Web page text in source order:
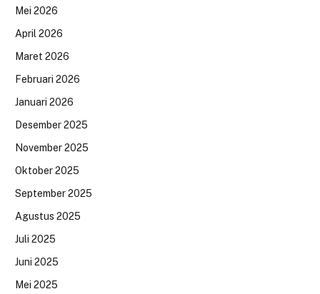
Mei 2026
April 2026
Maret 2026
Februari 2026
Januari 2026
Desember 2025
November 2025
Oktober 2025
September 2025
Agustus 2025
Juli 2025
Juni 2025
Mei 2025